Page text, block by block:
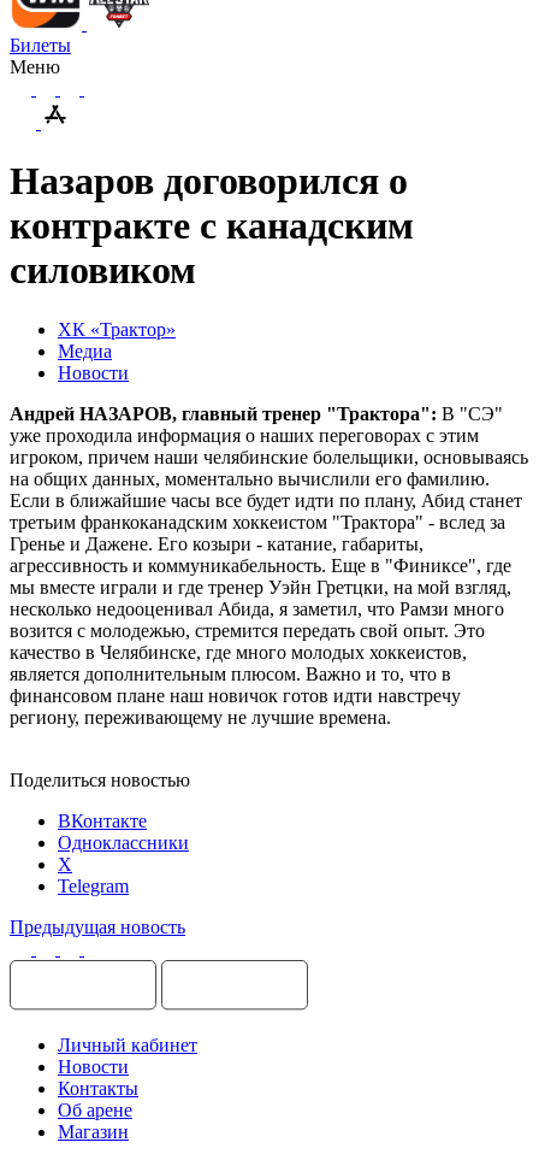
Билеты
Меню
Назаров договорился о
контракте с канадским
силовиком
ХК «Трактор»
Медиа
Новости
Андрей НАЗАРОВ, главный тренер "Трактора": В "СЭ"
уже проходила информация о наших переговорах с этим
игроком, причем наши челябинские болельщики, основываясь
на общих данных, моментально вычислили его фамилию.
Если в ближайшие часы все будет идти по плану, Абид станет
третьим франкоканадским хоккеистом "Трактора" - вслед за
Гренье и Дажене. Его козыри - катание, габариты,
агрессивность и коммуникабельность. Еще в "Финиксе", где
мы вместе играли и где тренер Уэйн Гретцки, на мой взгляд,
несколько недооценивал Абида, я заметил, что Рамзи много
возится с молодежью, стремится передать свой опыт. Это
качество в Челябинске, где много молодых хоккеистов,
является дополнительным плюсом. Важно и то, что в
финансовом плане наш новичок готов идти навстречу
региону, переживающему не лучшие времена.
Поделиться новостью
ВКонтакте
Одноклассники
X
Telegram
Предыдущая новость
Личный кабинет
Новости
Контакты
Об арене
Магазин